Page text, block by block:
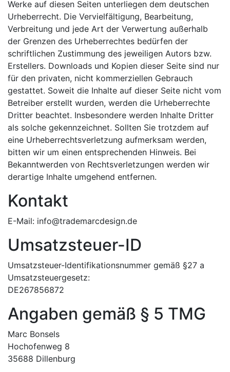
Werke auf diesen Seiten unterliegen dem deutschen
Urheberrecht. Die Vervielfältigung, Bearbeitung,
Verbreitung und jede Art der Verwertung außerhalb
der Grenzen des Urheberrechtes bedürfen der
schriftlichen Zustimmung des jeweiligen Autors bzw.
Erstellers. Downloads und Kopien dieser Seite sind nur
für den privaten, nicht kommerziellen Gebrauch
gestattet. Soweit die Inhalte auf dieser Seite nicht vom
Betreiber erstellt wurden, werden die Urheberrechte
Dritter beachtet. Insbesondere werden Inhalte Dritter
als solche gekennzeichnet. Sollten Sie trotzdem auf
eine Urheberrechtsverletzung aufmerksam werden,
bitten wir um einen entsprechenden Hinweis. Bei
Bekanntwerden von Rechtsverletzungen werden wir
derartige Inhalte umgehend entfernen.
Kontakt
E-Mail: info@trademarcdesign.de
Umsatzsteuer-ID
Umsatzsteuer-Identifikationsnummer gemäß §27 a
Umsatzsteuergesetz:
DE267856872
Angaben gemäß § 5 TMG
Marc Bonsels
Hochofenweg 8
35688 Dillenburg